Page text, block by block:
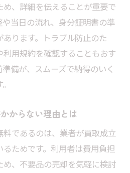
、詳細を伝えることが重要で
当日の流れ、身分証明書の準
ります。トラブル防止のた
用規約を確認することもおす
備が、スムーズで納得のいく
からない理由とは
であるのは、業者が買取成立
ためです。利用者は費用負担
、不要品の売却を気軽に検討